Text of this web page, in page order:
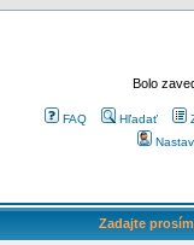
Bolo
FAQ Hľadať
Zadajte